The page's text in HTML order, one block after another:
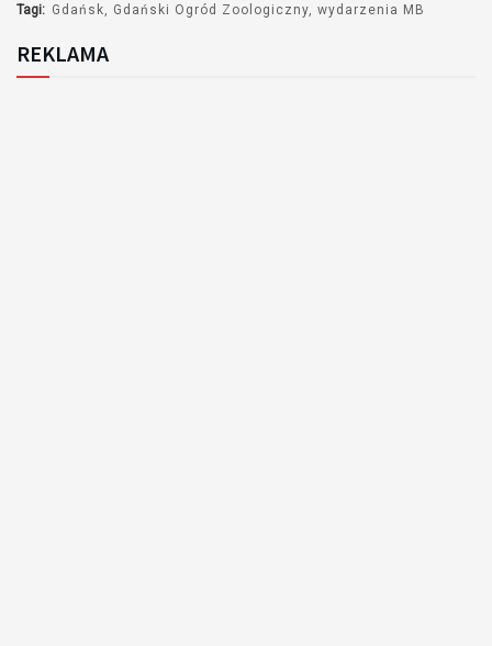
Tagi: Gdańsk Gdański Ogród Zoologiczny wydarzenia MB
REKLAMA